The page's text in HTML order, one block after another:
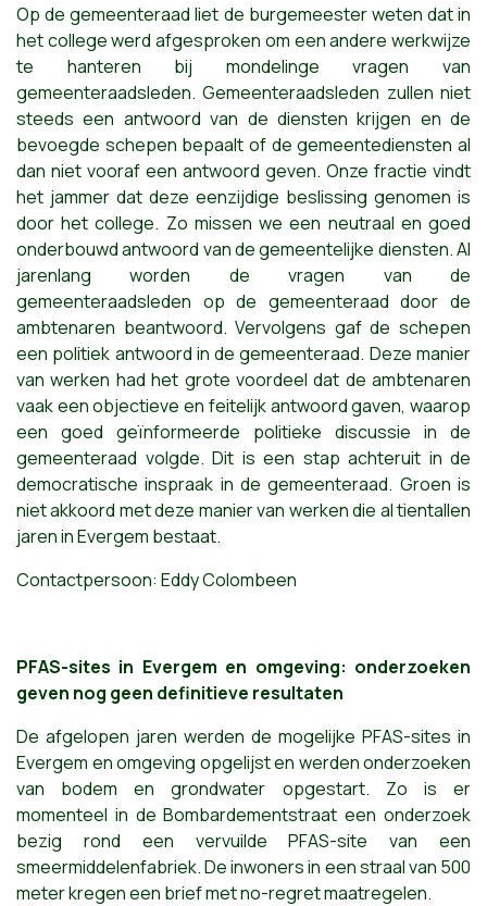
Op de gemeenteraad liet de burgemeester weten dat in
het college werd afgesproken om een andere werkwijze
te hanteren bij mondelinge vragen van
gemeenteraadsleden. Gemeenteraadsleden zullen niet
steeds een antwoord van de diensten krijgen en de
bevoegde schepen bepaalt of de gemeentediensten al
dan niet vooraf een antwoord geven. Onze fractie vindt
het jammer dat deze eenzijdige beslissing genomen is
door het college. Zo missen we een neutraal en goed
onderbouwd antwoord van de gemeentelijke diensten. Al
jarenlang worden de vragen van de
gemeenteraadsleden op de gemeenteraad door de
ambtenaren beantwoord. Vervolgens gaf de schepen
een politiek antwoord in de gemeenteraad. Deze manier
van werken had het grote voordeel dat de ambtenaren
vaak een objectieve en feitelijk antwoord gaven, waarop
een goed geïnformeerde politieke discussie in de
gemeenteraad volgde. Dit is een stap achteruit in de
democratische inspraak in de gemeenteraad. Groen is
niet akkoord met deze manier van werken die al tientallen
jaren in Evergem bestaat.
Contactpersoon: Eddy Colombeen
PFAS-sites in Evergem en omgeving: onderzoeken
geven nog geen definitieve resultaten
De afgelopen jaren werden de mogelijke PFAS-sites in
Evergem en omgeving opgelijst en werden onderzoeken
van bodem en grondwater opgestart. Zo is er
momenteel in de Bombardementstraat een onderzoek
bezig rond een vervuilde PFAS-site van een
smeermiddelenfabriek. De inwoners in een straal van 500
meter kregen een brief met no-regret maatregelen.